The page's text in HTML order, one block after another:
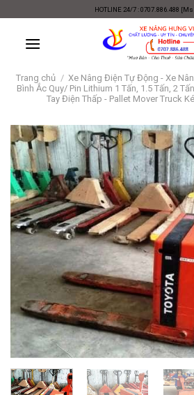
content
HOTLINE 24/7 : 0707.886.488
Trang chủ / Xe Nâng Điện Tự Động - Xe
Bình Ắc Quy/ Pin Lithium 1 Tấn, 1.5 Tấn, 2
Tay Điện Thấp - Pallet Mover Truck